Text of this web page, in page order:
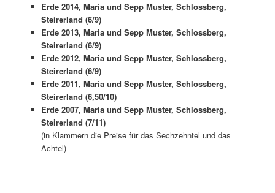
Erde 2014, Maria und Sepp Muster, Schlossberg,
Steirerland (6/9)
Erde 2013, Maria und Sepp Muster, Schlossberg,
Steirerland (6/9)
Erde 2012, Maria und Sepp Muster, Schlossberg,
Steirerland (6/9)
Erde 2011, Maria und Sepp Muster, Schlossberg,
Steirerland (6,50/10)
Erde 2007, Maria und Sepp Muster, Schlossberg,
Steirerland (7/11)
(in Klammern die Preise für das Sechzehntel und das
Achtel)